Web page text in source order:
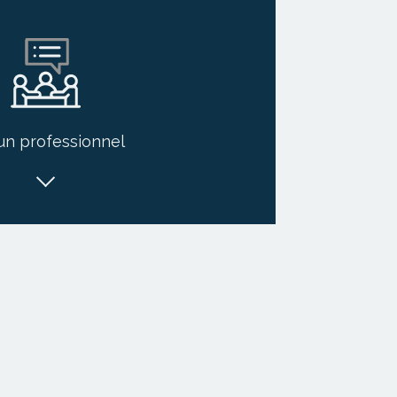
professionnel